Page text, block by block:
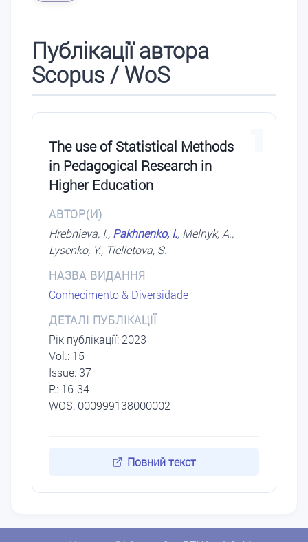
Публікації автора
Scopus / WoS
The use of Statistical Methods
in Pedagogical Research in
Higher Education
АВТОР(И)
Hrebnieva, I., Pakhnenko, I., Melnyk, A.,
Lysenko, Y., Tielietova, S.
НАЗВА ВИДАННЯ
Conhecimento & Diversidade
ДЕТАЛІ ПУБЛІКАЦІЇ
Рік публікації: 2023
Vol.: 15
Issue: 37
P.: 16-34
WOS: 000999138000002
Повний текст